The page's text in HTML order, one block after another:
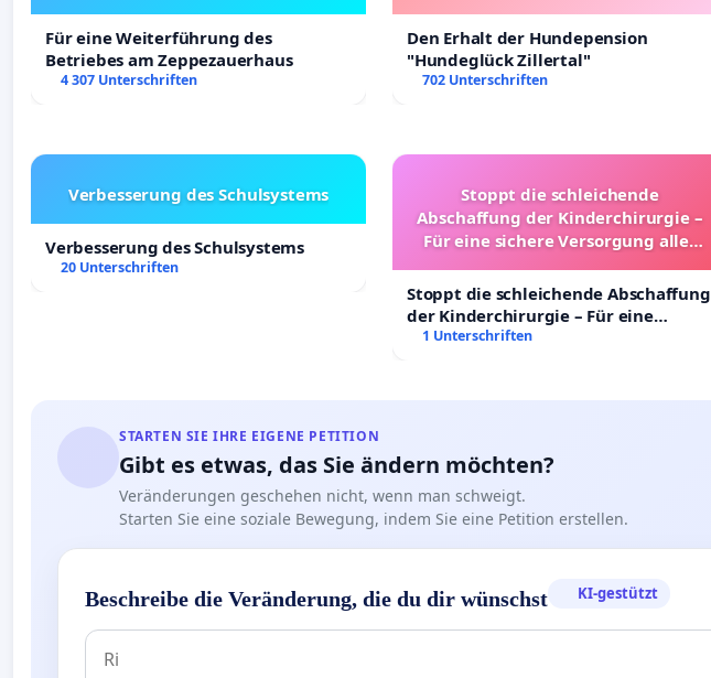
Für eine Weiterführung des
Betriebes am Zeppezauerhaus
4 307 Unterschriften
Den Erhalt der Hundepension
"Hundeglück Zillertal"
702 Unterschriften
Verbesserung des Schulsystems
Verbesserung des Schulsystems
20 Unterschriften
Stoppt die schleichende
Abschaffung der Kinderchirurgie –
Für eine sichere Versorgung aller
Stoppt die schleichende Abschaffung
der Kinderchirurgie – Für eine
sichere Versorgung aller Kinder in
1 Unterschriften
STARTEN SIE IHRE EIGENE PETITION
Gibt es etwas, das Sie ändern möchten?
Veränderungen geschehen nicht, wenn man schweigt.
Starten Sie eine soziale Bewegung, indem Sie eine Petition erstellen.
Beschreibe die Veränderung, die du dir wünschst KI-gestützt